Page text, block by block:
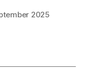
2025